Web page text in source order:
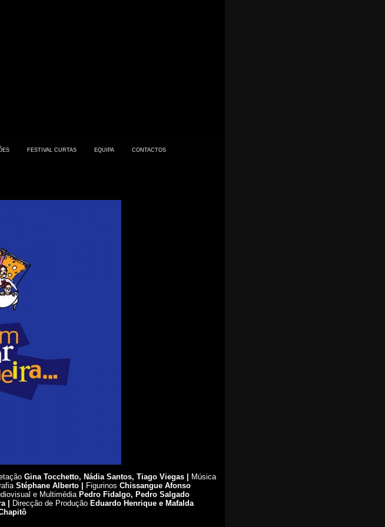
Gina Tocchetto, Nádia Santos, Tiago Viegas |
Música
Stéphane Alberto | Figurinos Chissangue Afonso
e Multimédia Pedro Fidalgo, Pedro Salgado
| Direcção de Produção Eduardo Henrique e Mafalda
FESTIVAL CURTAS EQUIPA CONTACTOS